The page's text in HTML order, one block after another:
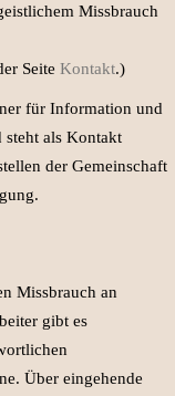
Missbrauch
Seite Kontakt.)
für Information und
steht als Kontakt
der Gemeinschaft
Missbrauch an
gibt es
Über eingehende